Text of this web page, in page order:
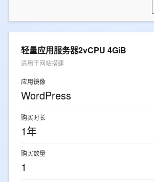
轻量应用服务器2vCPU 4GiB
适用于网站搭建
应用镜像
WordPress
购买时长
1年
购买数量
1